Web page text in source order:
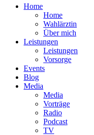
Home
Home
Wahlärztin
Über mich
Leistungen
Leistungen
Vorsorge
Events
Blog
Media
Media
Vorträge
Radio
Podcast
TV